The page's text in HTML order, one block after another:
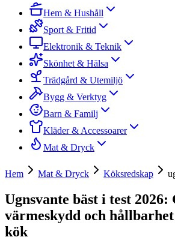
Hem & Hushåll
Sport & Fritid
Elektronik & Teknik
Skönhet & Hälsa
Trädgård & Utemiljö
Bygg & Verktyg
Barn & Familj
Kläder & Accessoarer
Mat & Dryck
Hem Mat & Dryck Köksredskap
Ugnsvante bäst i test 2026:
värmeskydd och
kök